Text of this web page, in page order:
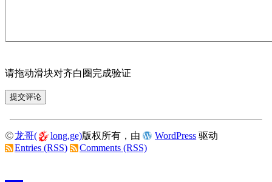
请拖动滑块对齐白圈完成验证
龙哥( long.ge)版权所有，由 WordPress 驱动
Entries (RSS)
Comments (RSS)